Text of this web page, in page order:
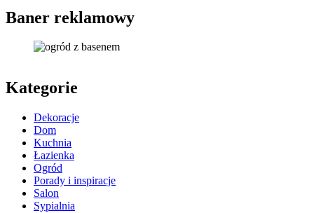
Baner reklamowy
Kategorie
Dekoracje
Dom
Kuchnia
Łazienka
Ogród
Porady i inspiracje
Salon
Sypialnia